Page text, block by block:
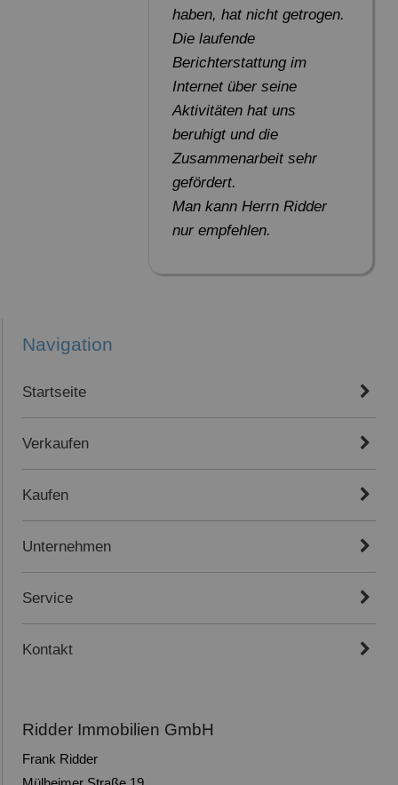
haben, hat nicht getrogen.
Die laufende
Berichterstattung im
Internet über seine
Aktivitäten hat uns
beruhigt und die
Zusammenarbeit sehr
gefördert.
Man kann Herrn Ridder
nur empfehlen.
Navigation
Startseite
Verkaufen
Kaufen
Unternehmen
Service
Kontakt
Ridder Immobilien GmbH
Frank Ridder